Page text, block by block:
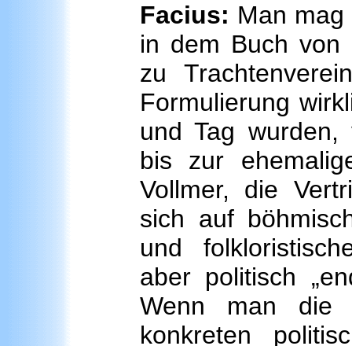
Facius: Man
in dem Buch von
zu
Formulierung
und Tag wurden,
bis zur
Vollmer, die
sich auf
und
aber politisch
Wenn man die
konkreten